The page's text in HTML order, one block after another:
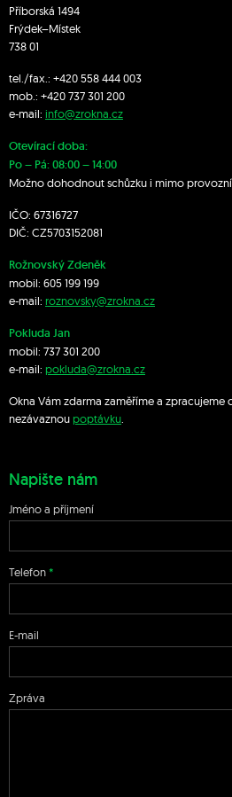
Příborská 1494
Frýdek–Místek
738 01
tel./fax.: +420 558 444 003
mob.: +420 737 301 200
e-mail: info@zrokna.cz
Otevírací doba:
Po – Pá: 08:00 – 14:00
Možno dohodnout schůzku i mimo
IČO: 67316727
DIČ: CZ5703152081
Rožnovský Zdeněk
mobil: 605 199 199
e-mail: roznovsky@zrokna.cz
Pokluda Jan
mobil: 737 301 200
e-mail: pokluda@zrokna.cz
Okna Vám zdarma zaměříme a zpracujeme
nezávaznoupoptávku
Napište nám
Jméno a příjmení
Telefon
E-mail
Zpráva